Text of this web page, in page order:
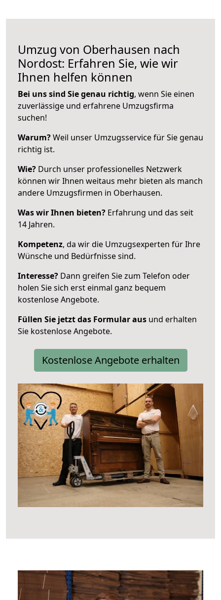
Umzug von Oberhausen nach
Nordost: Erfahren Sie, wie wir
Ihnen helfen können
Bei uns sind Sie genau richtig, wenn Sie einen
zuverlässige und erfahrene Umzugsfirma
suchen!
Warum?Weil unser Umzugsservice für Sie genau
richtig ist.
Wie? Durch unser professionelles Netzwerk
können wir Ihnen weitaus mehr bieten als manch
andere Umzugsfirmen in Oberhausen.
Was wir Ihnen bieten? Erfahrung und das seit
14 Jahren.
Kompetenz, da wir die Umzugsexperten für Ihre
Wünsche und Bedürfnisse sind.
Interesse? Dann greifen Sie zum Telefon oder
holen Sie sich erst einmal ganz bequem
kostenlose Angebote.
Füllen Sie jetzt das Formular aus und erhalten
Sie kostenlose Angebote.
Kostenlose Angebote erhalten